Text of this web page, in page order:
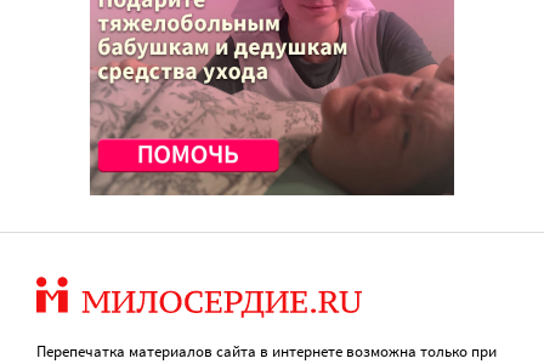
Перепечатка материалов сайта в интернете возможна только при